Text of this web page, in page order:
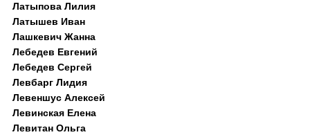
Латыпова Лилия
Латышев Иван
Лашкевич Жанна
Лебедев Евгений
Лебедев Сергей
Левбарг Лидия
Левеншус Алексей
Левинская Елена
Левитан Ольга